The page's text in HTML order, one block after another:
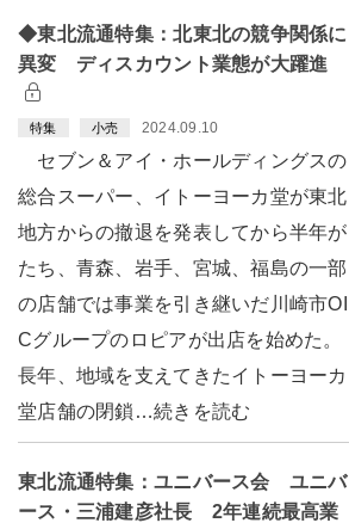
◆東北流通特集：北東北の競争関係に
異変 ディスカウント業態が大躍進
特集 小売 2024.09.10
セブン＆アイ・ホールディングスの
総合スーパー、イトーヨーカ堂が東北
地方からの撤退を発表してから半年が
たち、青森、岩手、宮城、福島の一部
の店舗では事業を引き継いだ川崎市OI
Cグループのロピアが出店を始めた。
長年、地域を支えてきたイトーヨーカ
堂店舗の閉鎖…続きを読む
東北流通特集：ユニバース会 ユニバ
ース・三浦建彦社長 2年連続最高業